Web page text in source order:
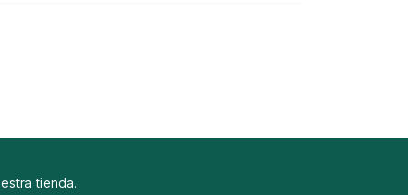
tienda.